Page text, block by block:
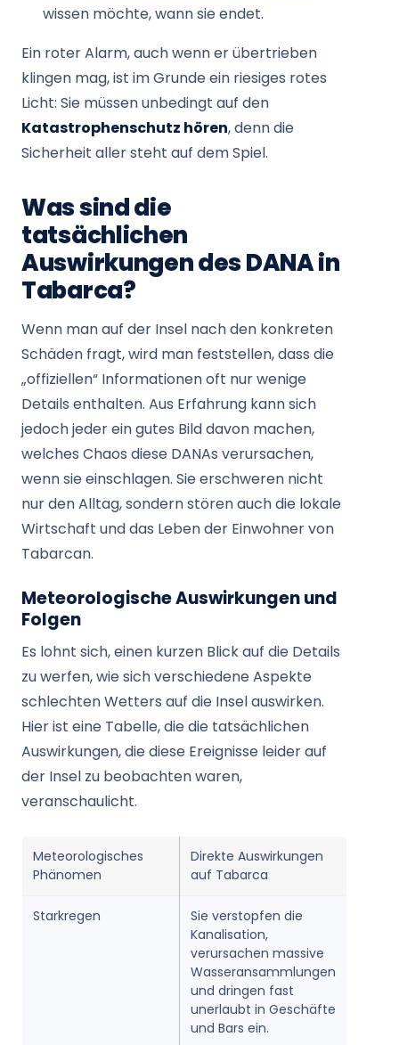
wissen möchte, wann sie endet.
Ein roter Alarm, auch wenn er übertrieben
klingen mag, ist im Grunde ein riesiges rotes
Licht: Sie müssen unbedingt auf den
Katastrophenschutz hören, denn die
Sicherheit aller steht auf dem Spiel.
Was sind die
tatsächlichen
Auswirkungen des DANA in
Tabarca?
Wenn man auf der Insel nach den konkreten
Schäden fragt, wird man feststellen, dass die
„offiziellen“ Informationen oft nur wenige
Details enthalten. Aus Erfahrung kann sich
jedoch jeder ein gutes Bild davon machen,
welches Chaos diese DANAs verursachen,
wenn sie einschlagen. Sie erschweren nicht
nur den Alltag, sondern stören auch die lokale
Wirtschaft und das Leben der Einwohner von
Tabarcan.
Meteorologische Auswirkungen und
Folgen
Es lohnt sich, einen kurzen Blick auf die Details
zu werfen, wie sich verschiedene Aspekte
schlechten Wetters auf die Insel auswirken.
Hier ist eine Tabelle, die die tatsächlichen
Auswirkungen, die diese Ereignisse leider auf
der Insel zu beobachten waren,
veranschaulicht.
Meteorologisches
Phänomen
Direkte Auswirkungen
auf Tabarca
Starkregen
Sie verstopfen die
Kanalisation,
verursachen massive
Wasseransammlungen
und dringen fast
unerlaubt in Geschäfte
und Bars ein.